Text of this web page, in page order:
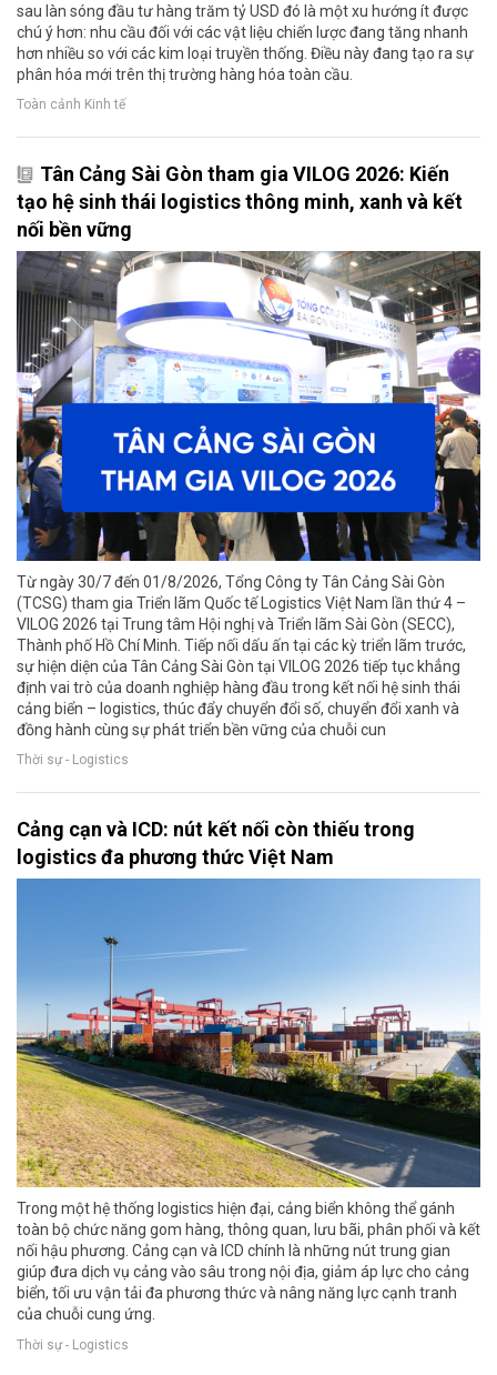
sau làn sóng đầu tư hàng trăm tỷ USD đó là một xu hướng ít được
chú ý hơn: nhu cầu đối với các vật liệu chiến lược đang tăng nhanh
hơn nhiều so với các kim loại truyền thống. Điều này đang tạo ra sự
phân hóa mới trên thị trường hàng hóa toàn cầu.
Toàn cảnh Kinh tế
Tân Cảng Sài Gòn tham gia VILOG 2026: Kiến
tạo hệ sinh thái logistics thông minh, xanh và kết
nối bền vững
Từ ngày 30/7 đến 01/8/2026, Tổng Công ty Tân Cảng Sài Gòn
(TCSG) tham gia Triển lãm Quốc tế Logistics Việt Nam lần thứ 4 –
VILOG 2026 tại Trung tâm Hội nghị và Triển lãm Sài Gòn (SECC),
Thành phố Hồ Chí Minh. Tiếp nối dấu ấn tại các kỳ triển lãm trước,
sự hiện diện của Tân Cảng Sài Gòn tại VILOG 2026 tiếp tục khẳng
định vai trò của doanh nghiệp hàng đầu trong kết nối hệ sinh thái
cảng biển – logistics, thúc đẩy chuyển đổi số, chuyển đổi xanh và
đồng hành cùng sự phát triển bền vững của chuỗi cun
Thời sự - Logistics
Cảng cạn và ICD: nút kết nối còn thiếu trong
logistics đa phương thức Việt Nam
Trong một hệ thống logistics hiện đại, cảng biển không thể gánh
toàn bộ chức năng gom hàng, thông quan, lưu bãi, phân phối và kết
nối hậu phương. Cảng cạn và ICD chính là những nút trung gian
giúp đưa dịch vụ cảng vào sâu trong nội địa, giảm áp lực cho cảng
biển, tối ưu vận tải đa phương thức và nâng năng lực cạnh tranh
của chuỗi cung ứng.
Thời sự - Logistics